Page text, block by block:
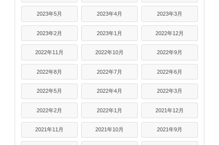
2023年5月 2023年4月 2023年3月
2023年2月 2023年1月 2022年12月
2022年11月 2022年10月 2022年9月
2022年8月 2022年7月 2022年6月
2022年5月 2022年4月 2022年3月
2022年2月 2022年1月 2021年12月
2021年11月 2021年10月 2021年9月